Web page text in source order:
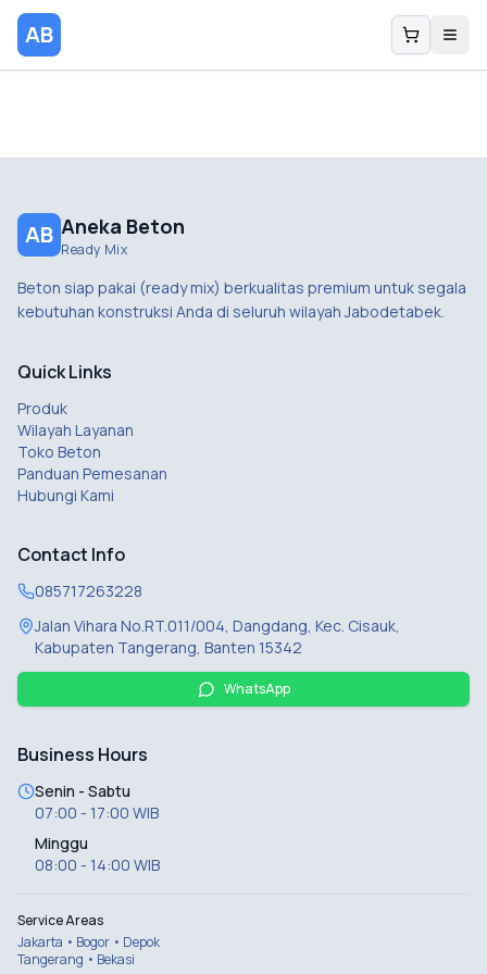
AB
AB Aneka Beton
Ready Mix
Beton siap pakai (ready mix) berkualitas premium untuk segala
kebutuhan konstruksi Anda di seluruh wilayah Jabodetabek.
Quick Links
Produk
Wilayah Layanan
Toko Beton
Panduan Pemesanan
Hubungi Kami
Contact Info
085717263228
Jalan Vihara No.RT.011/004, Dangdang, Kec. Cisauk,
Kabupaten Tangerang, Banten 15342
WhatsApp
Business Hours
Senin - Sabtu
07:00 - 17:00 WIB
Minggu
08:00 - 14:00 WIB
Service Areas
Jakarta • Bogor • Depok
Tangerang • Bekasi